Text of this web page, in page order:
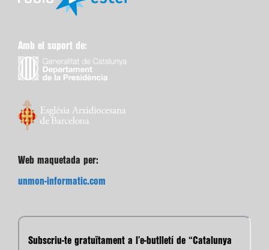
Amb el suport de:
Web maquetada per:
unmon-informatic.com
Subscriu-te gratuïtament a l’e-butlletí de “Catalunya